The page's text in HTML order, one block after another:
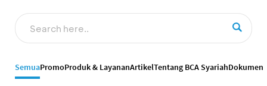
SemuaPromoProduk & LayananArtikelTentang BCA SyariahDokumen